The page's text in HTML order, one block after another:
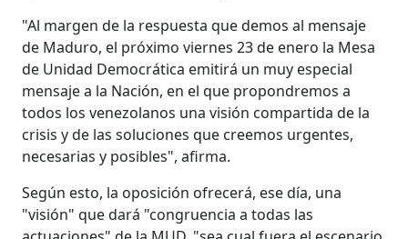
"Al margen de la respuesta que demos al mensaje
de Maduro, el próximo viernes 23 de enero la Mesa
de Unidad Democrática emitirá un muy especial
mensaje a la Nación, en el que propondremos a
todos los venezolanos una visión compartida de la
crisis y de las soluciones que creemos urgentes,
necesarias y posibles", afirma.
Según esto, la oposición ofrecerá, ese día, una
"visión" que dará "congruencia a todas las